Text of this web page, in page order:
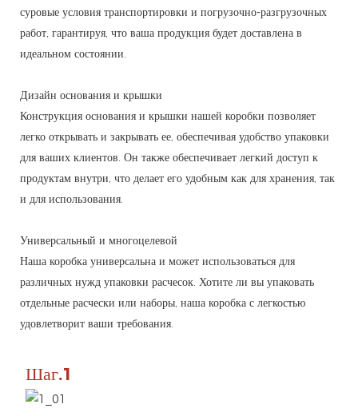
суровые условия транспортировки и погрузочно-разгрузочных
работ, гарантируя, что ваша продукция будет доставлена ​​в
идеальном состоянии.
Дизайн основания и крышки
Конструкция основания и крышки нашей коробки позволяет
легко открывать и закрывать ее, обеспечивая удобство упаковки
для ваших клиентов. Он также обеспечивает легкий доступ к
продуктам внутри, что делает его удобным как для хранения, так
и для использования.
Универсальный и многоцелевой
Наша коробка универсальна и может использоваться для
различных нужд упаковки расчесок. Хотите ли вы упаковать
отдельные расчески или наборы, наша коробка с легкостью
удовлетворит ваши требования.
Шаг.1